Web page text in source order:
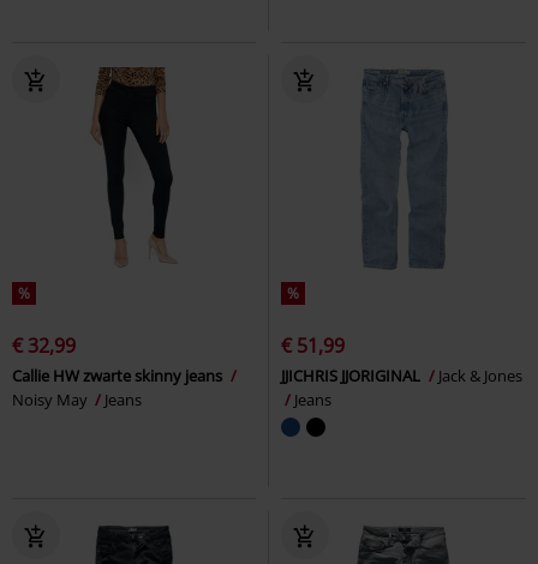
%
€ 32,99
Callie HW zwarte skinny jeans
Noisy May
Jeans
%
€ 51,99
JJICHRIS JJORIGINAL
Jack & Jones
Jeans